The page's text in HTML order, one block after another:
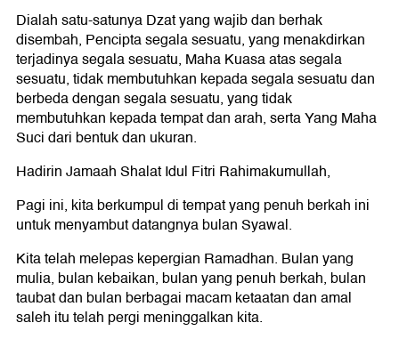
Dialah satu-satunya Dzat yang wajib dan berhak
disembah, Pencipta segala sesuatu, yang menakdirkan
terjadinya segala sesuatu, Maha Kuasa atas segala
sesuatu, tidak membutuhkan kepada segala sesuatu dan
berbeda dengan segala sesuatu, yang tidak
membutuhkan kepada tempat dan arah, serta Yang Maha
Suci dari bentuk dan ukuran.
Hadirin Jamaah Shalat Idul Fitri Rahimakumullah,
Pagi ini, kita berkumpul di tempat yang penuh berkah ini
untuk menyambut datangnya bulan Syawal.
Kita telah melepas kepergian Ramadhan. Bulan yang
mulia, bulan kebaikan, bulan yang penuh berkah, bulan
taubat dan bulan berbagai macam ketaatan dan amal
saleh itu telah pergi meninggalkan kita.